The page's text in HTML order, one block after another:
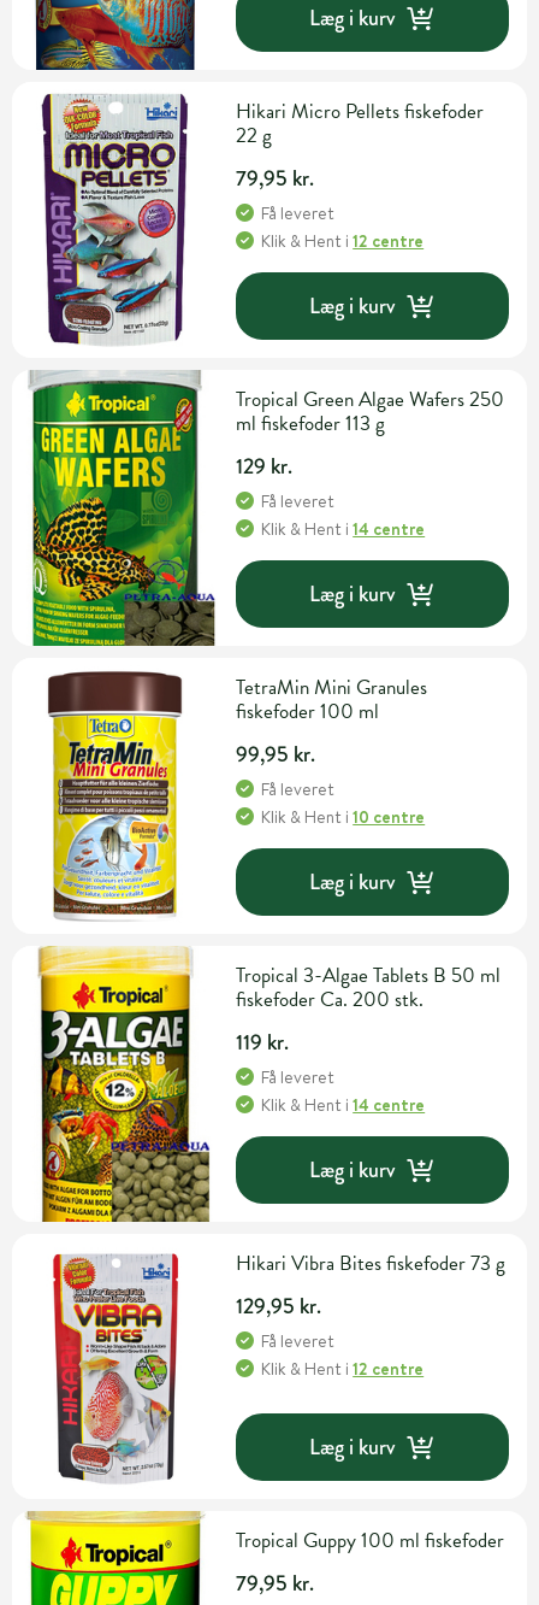
Læg i kurv
Hikari Micro Pellets fiskefoder
22 g
79,95 kr.
Få leveret
Klik & Hent i12 centre
Læg i kurv
Tropical Green Algae Wafers 250
ml fiskefoder 113 g
129 kr.
Få leveret
Klik & Hent i14 centre
Læg i kurv
TetraMin Mini Granules
fiskefoder 100 ml
99,95 kr.
Få leveret
Klik & Hent i10 centre
Læg i kurv
Tropical 3-Algae Tablets B 50 ml
fiskefoder Ca. 200 stk.
119 kr.
Få leveret
Klik & Hent i14 centre
Læg i kurv
Hikari Vibra Bites fiskefoder 73 g
129,95 kr.
Få leveret
Klik & Hent i12 centre
Læg i kurv
Tropical Guppy 100 ml fiskefoder
79,95 kr.